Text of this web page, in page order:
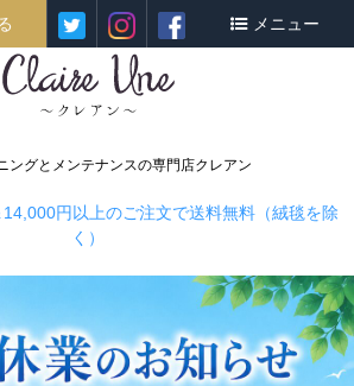
ングとメンテナンスの専門店クレアン
メニュー
円以上のご注文で送料無料（絨毯を除
く）